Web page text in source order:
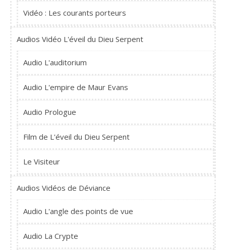
Vidéo : Les courants porteurs
Audios Vidéo L'éveil du Dieu Serpent
Audio L'auditorium
Audio L'empire de Maur Evans
Audio Prologue
Film de L'éveil du Dieu Serpent
Le Visiteur
Audios Vidéos de Déviance
Audio L'angle des points de vue
Audio La Crypte